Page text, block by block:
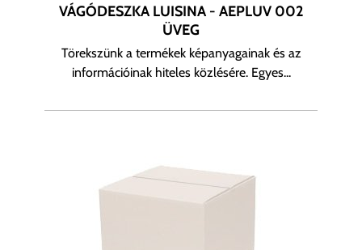
VÁGÓDESZKA LUISINA - AEPLUV 002
ÜVEG
Törekszünk a termékek képanyagainak és az
információinak hiteles közlésére. Egyes...